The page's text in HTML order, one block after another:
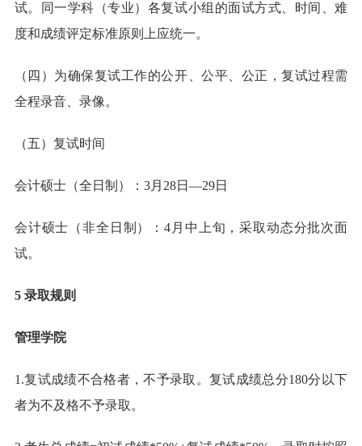
试。同一学科（专业）各复试小组的面试方式、时间、难
度和成绩评定标准原则上应统一。
（四）为确保复试工作的公开、公平、公正，复试过程需
全程录音、录像。
（五）复试时间
会计硕士（全日制）：3月28日—29日
会计硕士（非全日制）：4月中上旬，采取动态分批次面
试。
5 录取规则
管理学院
1.复试成绩不合格者，不予录取。复试成绩总分180分以下
者为不及格不予录取。